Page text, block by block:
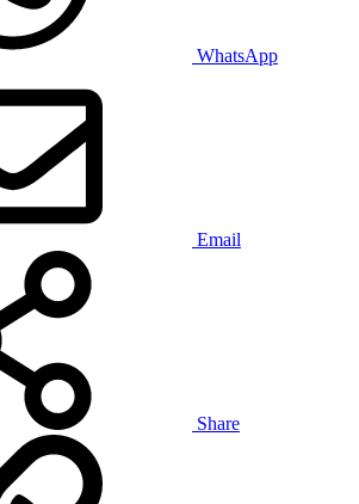
WhatsApp
Email
Share